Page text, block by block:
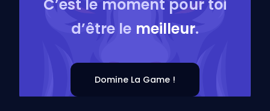
C’est le moment pour toi
d’être le meilleur.
Domine La Game !